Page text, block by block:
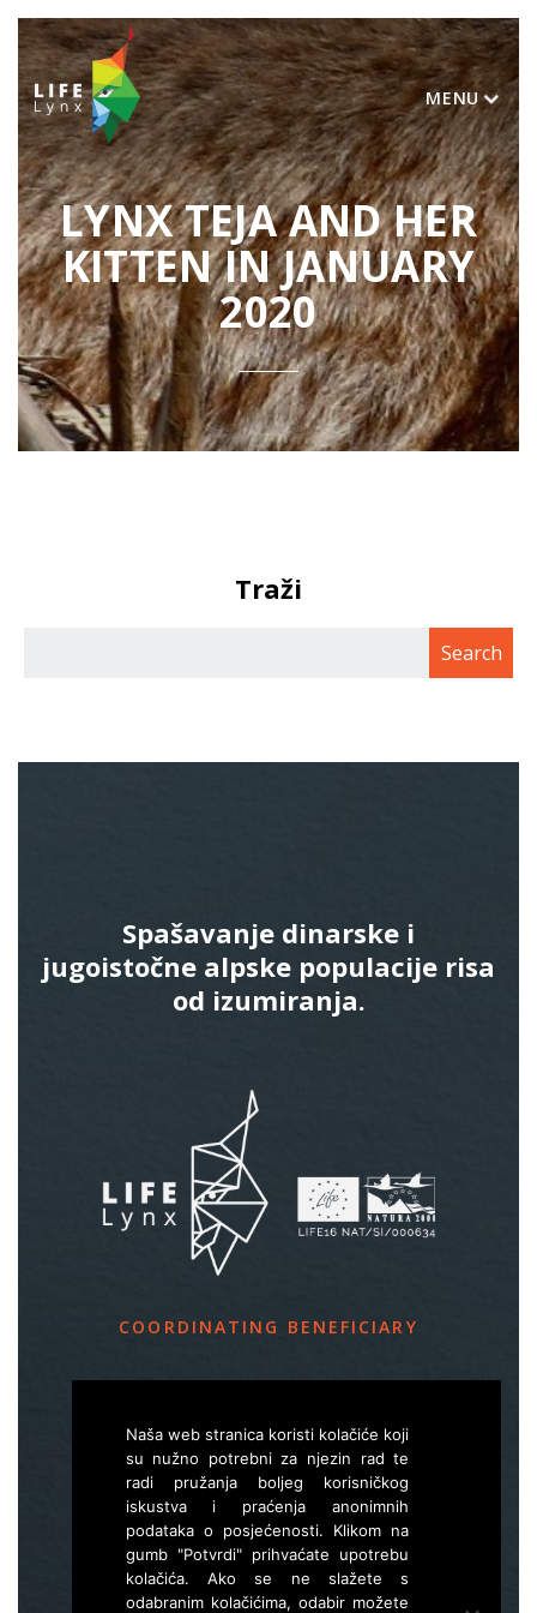
MENU
LYNX TEJA AND HER
KITTEN IN JANUARY
2020
Traži
Spašavanje dinarske i
jugoistočne alpske populacije risa
od izumiranja.
COORDINATING BENEFICIARY
Večna pot 2, SI – 1000 Ljubljana
Elife.lynx.eu@gmail.com
W
www.zgs.si
Sitemap
Naša web stranica koristi kolačiće koji
su nužno potrebni za njezin rad te
radi pružanja boljeg korisničkog
iskustva i praćenja anonimnih
podataka o posjećenosti. Klikom na
gumb "Potvrdi" prihvaćate upotrebu
kolačića. Ako se ne slažete s
odabranim kolačićima, odabir možete